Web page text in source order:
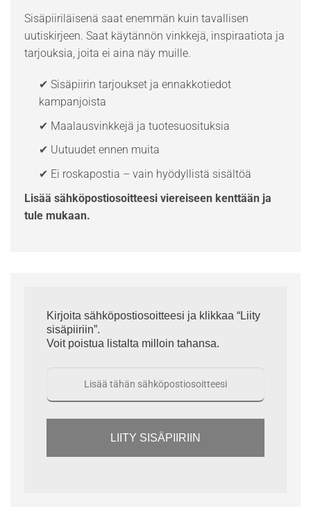
Sisäpiiriläisenä saat enemmän kuin tavallisen
uutiskirjeen. Saat käytännön vinkkejä, inspiraatiota ja
tarjouksia, joita ei aina näy muille.
✔ Sisäpiirin tarjoukset ja ennakkotiedot
kampanjoista
✔ Maalausvinkkejä ja tuotesuosituksia
✔ Uutuudet ennen muita
✔ Ei roskapostia – vain hyödyllistä sisältöä
Lisää sähköpostiosoitteesi viereiseen kenttään ja
tule mukaan.
Kirjoita sähköpostiosoitteesi ja klikkaa “Liity
sisäpiiriin”.
Voit poistua listalta milloin tahansa.
LIITY SISÄPIIRIIN